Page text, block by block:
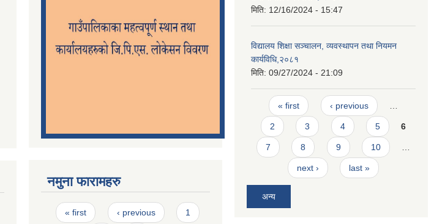
नमुना फारामहरु
Pages
« first ‹ previous 1
मिति: 12/16/2024 - 15:47
विद्यालय शिक्षा सञ्चालन, व्यवस्थापन तथा नियमन
कार्यविधि,२०८१
मिति: 09/27/2024 - 21:09
Pages
« first ‹ previous
2 3 4 5 6
7 8 9 10
next › last »
अन्य